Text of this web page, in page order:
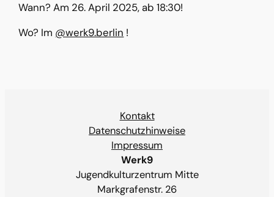
Wann? Am 26. April 2025, ab 18:30!
Wo? Im @werk9.berlin !
Kontakt
Datenschutzhinweise
Impressum
Werk9
Jugendkulturzentrum Mitte
Markgrafenstr. 26